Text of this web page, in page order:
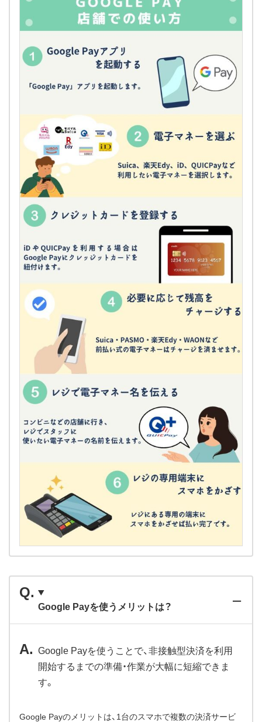
Google Payを使うメリットは？
Google Payを使うことで、非接触型決済を利用
開始するまでの準備・作業が大幅に短縮できま
す。
Google Payのメリットは、1台のスマホで複数の決済サービ